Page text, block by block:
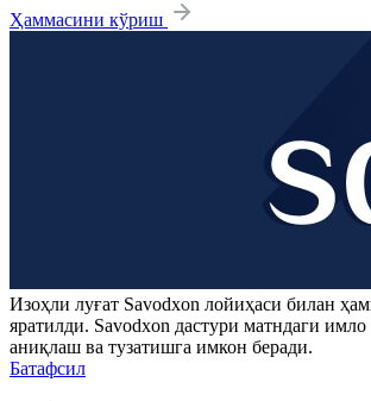
Ҳаммасини кўриш
Изоҳли луғат Savodxon лойиҳаси билан
яратилди. Savodxon дастури матндаги имло
аниқлаш ва тузатишга имкон беради.
Батафсил